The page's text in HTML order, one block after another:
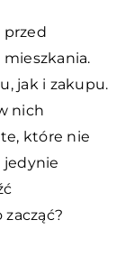
przed
mieszkania.
jak i zakupu.
nich
które nie
jedynie